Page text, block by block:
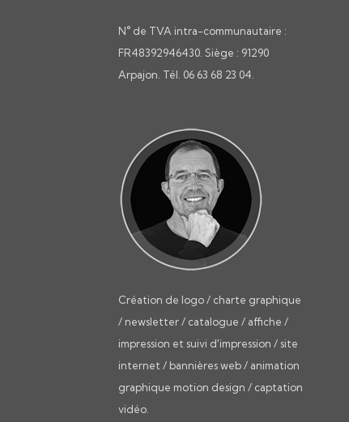
N° de TVA intra-communautaire :
FR48392946430. Siège : 91290
Arpajon. Tél. 06 63 68 23 04.
Création de logo / charte graphique
/ newsletter / catalogue / affiche /
impression et suivi d'impression / site
internet / bannières web / animation
graphique motion design / captation
vidéo.